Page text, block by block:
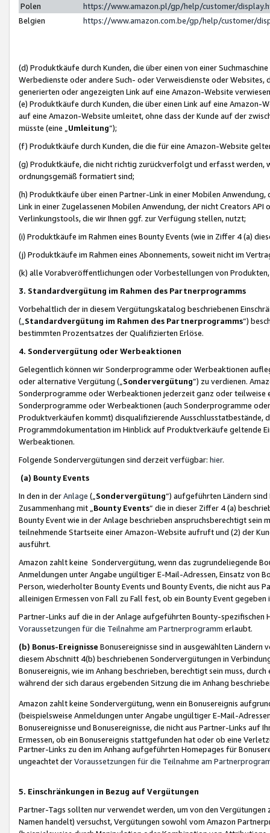
Polen
https://www.amazon.pl/gp/help/customer/
Belgien
https://www.amazon.com.be/gp/help/customer/
(d) Produktkäufe durch Kunden, die über einen von einer
Werbedienste oder andere Such- oder Verweisdienste oder Websites,
generierten oder angezeigten Link auf eine Amazon-Website
(e) Produktkäufe durch Kunden, die über einen Link auf eine
auf eine Amazon-Website umleitet, ohne dass der Kunde auf der
müsste (eine „ Umleitung“);
(f) Produktkäufe durch Kunden, die die für eine Amazon-Website
(g) Produktkäufe, die nicht richtig zurückverfolgt und erfasst werden,
ordnungsgemäß formatiert sind;
(h) Produktkäufe über einen Partner-Link in einer Mobilen
Link in einer Zugelassenen Mobilen Anwendung, der nicht Creators
Verlinkungstools, die wir Ihnen ggf. zur Verfügung stellen, nutzt;
(i) Produktkäufe im Rahmen eines Bounty Events (wie in Ziffer 4 (a)
(j) Produktkäufe im Rahmen eines Abonnements, soweit nicht im
(k) alle Vorabveröffentlichungen oder Vorbestellungen von
3. Standardvergütung im Rahmen des Partnerprogramms
Vorbehaltlich der in diesem Vergütungskatalog beschriebenen
(„ Standardvergütung im Rahmen des Partnerprogramms“)
bestimmten Prozentsatzes der Qualifizierten Erlöse.
4. Sondervergütung oder Werbeaktionen
Gelegentlich können wir Sonderprogramme oder Werbeaktionen
oder alternative Vergütung („ Sondervergütung”) zu verdienen.
Sonderprogramme oder Werbeaktionen jederzeit ganz oder
Sonderprogramme oder Werbeaktionen (auch Sonderprogramme
Produktverkäufen kommt) disqualifizierende Ausschlusstatbestände,
Programmdokumentation im Hinblick auf Produktverkäufe geltende
Werbeaktionen.
Folgende Sondervergütungen sind derzeit verfügbar: hier.
(a) Bounty Events
In den in derAnlage („ Sondervergütung“) aufgeführten Ländern
Zusammenhang mit „ Bounty Events“ die in dieser Ziffer 4 (a)
Bounty Event wie in der Anlage beschrieben anspruchsberechtigt sein
teilnehmende Startseite einer Amazon-Website aufruft und (2) der
ausführt.
Amazon zahlt keine Sondervergütung, wenn das zugrundeliegende
Anmeldungen unter Angabe ungültiger E-Mail-Adressen, Einsatz von
Person, wiederholter Bounty Events und Bounty Events, die nicht
alleinigen Ermessen von Fall zu Fall fest, ob ein Bounty Event
Partner-Links auf die in der Anlage aufgeführten Bounty-spezifischen
Voraussetzungen für die Teilnahme am Partnerprogramm erlaubt.
(b) Bonus-Ereignisse Bonusereignisse sind in ausgewählten Ländern
diesem Abschnitt 4(b) beschriebenen Sondervergütungen in
Bonusereignis, wie im Anhang beschrieben, berechtigt sein muss,
während der sich daraus ergebenden Sitzung die im Anhang
Amazon zahlt keine Sondervergütung, wenn ein Bonusereignis
(beispielsweise Anmeldungen unter Angabe ungültiger E-Mail-
Bonusereignisse und Bonusereignisse, die nicht aus Partner-Links auf
Ermessen, ob ein Bonusereignis stattgefunden hat oder ob eine
Partner-Links zu den im Anhang aufgeführten Homepages für
ungeachtet derVoraussetzungen für die Teilnahme am
5. Einschränkungen in Bezug auf Vergütungen
Partner-Tags sollten nur verwendet werden, um von den
Namen handelt) versuchst, Vergütungen sowohl vom Amazon